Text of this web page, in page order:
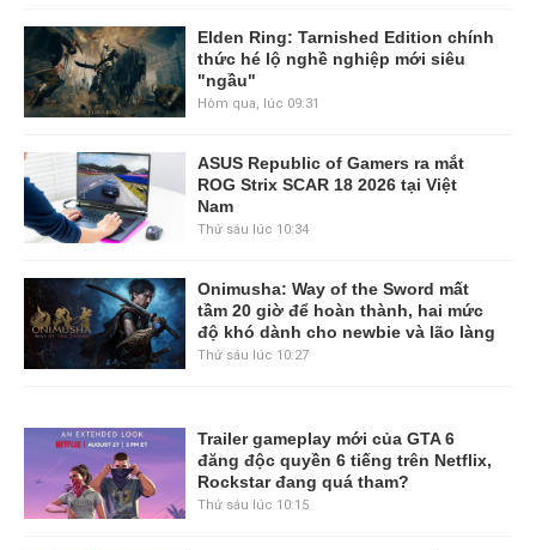
Elden Ring: Tarnished Edition chính
thức hé lộ nghề nghiệp mới siêu
"ngầu"
Hôm qua, lúc 09:31
ASUS Republic of Gamers ra mắt
ROG Strix SCAR 18 2026 tại Việt
Nam
Thứ sáu lúc 10:34
Onimusha: Way of the Sword mất
tầm 20 giờ để hoàn thành, hai mức
độ khó dành cho newbie và lão làng
Thứ sáu lúc 10:27
Trailer gameplay mới của GTA 6
đăng độc quyền 6 tiếng trên Netflix,
Rockstar đang quá tham?
Thứ sáu lúc 10:15